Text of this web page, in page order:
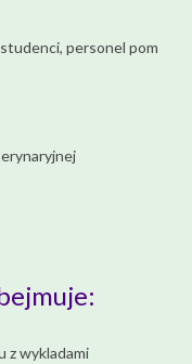
personel pom
z wykladami